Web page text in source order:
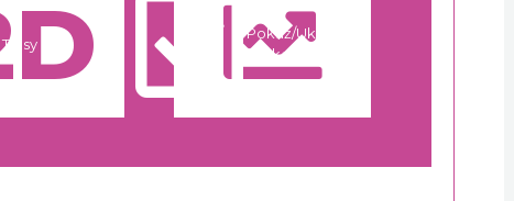
Trasy
Pokaż/Ukryj
markery